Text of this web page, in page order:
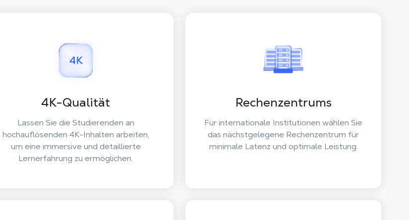
4K-Qualität
Lassen Sie die Studierenden an
hochauflösenden 4K-Inhalten arbeiten,
um eine immersive und detaillierte
Lernerfahrung zu ermöglichen.
Rechenzentrums
Für internationale Institutionen wählen Sie
das nächstgelegene Rechenzentrum für
minimale Latenz und optimale Leistung.